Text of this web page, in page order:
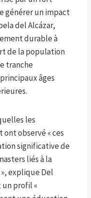
générer un impact
del Alcázar,
durable à
de la population
tranche
âges
les
observé « ces
significative de
liés à la
explique Del
un profil «